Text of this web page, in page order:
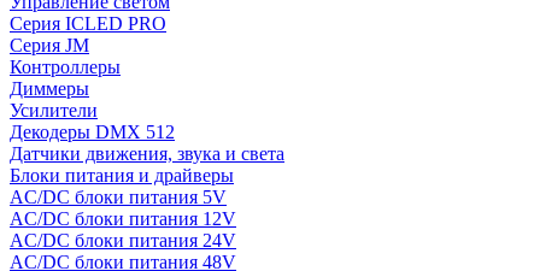
Серия ICLED PRO
Серия JM
Контроллеры
Диммеры
Усилители
Декодеры DMX 512
Датчики движения, звука и света
Блоки питания и драйверы
AC/DC блоки питания 5V
AC/DC блоки питания 12V
AC/DC блоки питания 24V
AC/DC блоки питания 48V